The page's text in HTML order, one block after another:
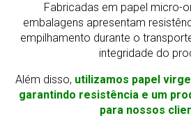
Fabricadas em papel micro-
embalagens apresentam
empilhamento durante o
integridade do
Além disso, utilizamos papel
garantindo resistência e um
para nossos